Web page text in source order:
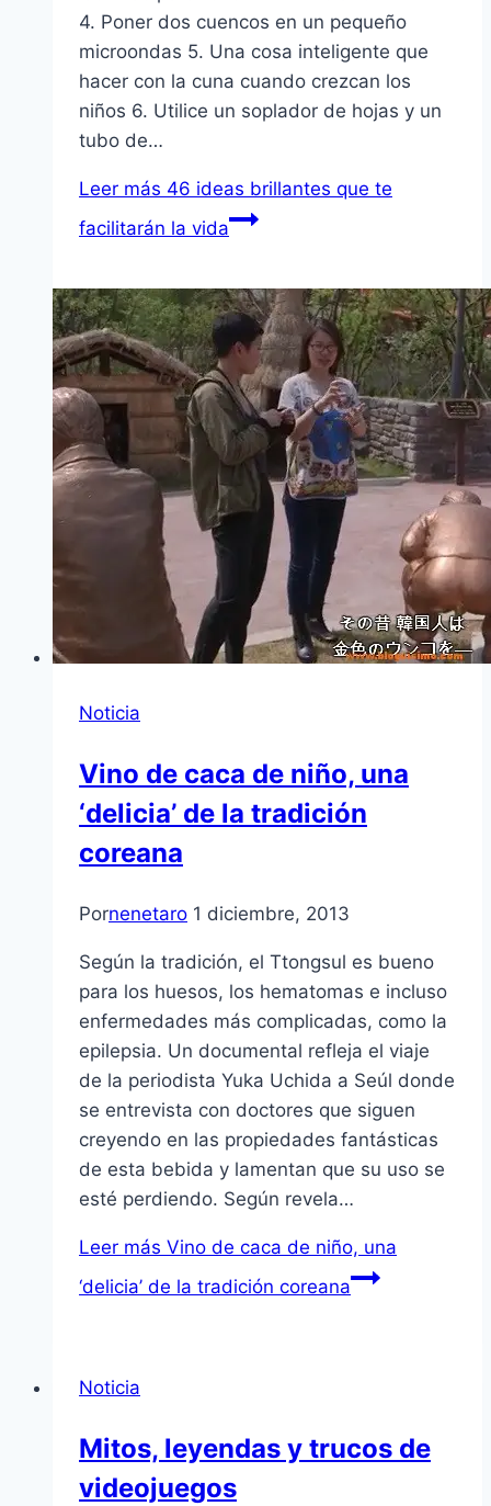
4. Poner dos cuencos en un pequeño
microondas 5. Una cosa inteligente que
hacer con la cuna cuando crezcan los
niños 6. Utilice un soplador de hojas y un
tubo de…
Leer más 46 ideas brillantes que te
facilitarán la vida
Noticia
Vino de caca de niño, una
‘delicia’ de la tradición
coreana
Pornenetaro 1 diciembre, 2013
Según la tradición, el Ttongsul es bueno
para los huesos, los hematomas e incluso
enfermedades más complicadas, como la
epilepsia. Un documental refleja el viaje
de la periodista Yuka Uchida a Seúl donde
se entrevista con doctores que siguen
creyendo en las propiedades fantásticas
de esta bebida y lamentan que su uso se
esté perdiendo. Según revela…
Leer más Vino de caca de niño, una
‘delicia’ de la tradición coreana
Noticia
Mitos, leyendas y trucos de
videojuegos